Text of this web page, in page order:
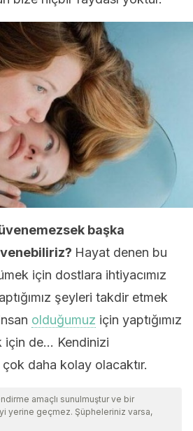
başka
Hayat denen bu
için dostlara ihtiyacımız
şeyleri takdir etmek
olduğumuz için yaptığımız
için de… Kendinizi
daha kolay olacaktır.
amaçlı sunulmuştur ve bir
yerine geçmez. Şüpheleriniz varsa,